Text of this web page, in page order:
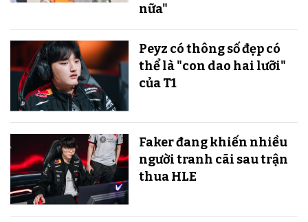
nữa"
Peyz có thông số đẹp có
thể là "con dao hai lưỡi"
của T1
Faker đang khiến nhiều
người tranh cãi sau trận
thua HLE